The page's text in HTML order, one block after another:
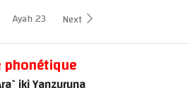
Ayah 23 Next
phonétique